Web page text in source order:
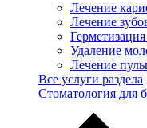
Лечение
Лечение
Удаление
Лечение
Все услуги раздела
Стоматология для